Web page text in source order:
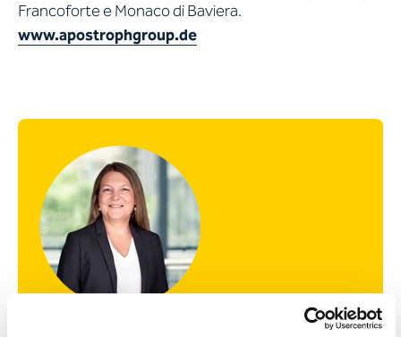
Francoforte e Monaco di Baviera.
www.apostrophgroup.de